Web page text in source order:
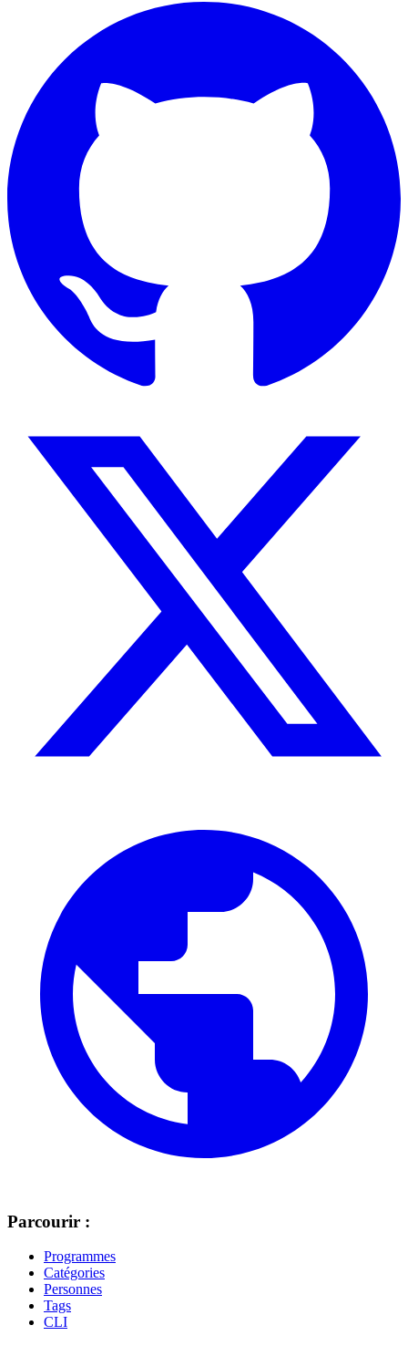
Parcourir :
Programmes
Catégories
Personnes
Tags
CLI